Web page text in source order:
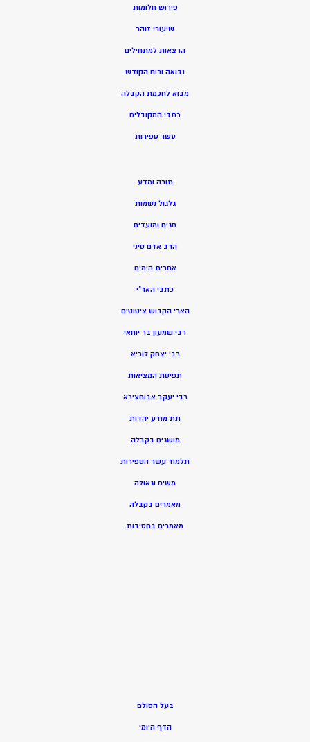
פירוש חלומות
שיעורי זוהר
הרצאות למתחילים
נבואה ורוח הקודש
מבוא לחכמת הקבלה
כתבי המקובלים
עשר ספירות
תורה ומדע
גלגול נשמות
חגים ומועדים
הרב אדם סיני
אחרית הימים
כתבי האר”י
הארי הקדוש ציטוטים
רבי שמעון בר יוחאי
רבי יצחק לוריא
תפיסת המציאות
רבי יעקב אבוחצירא
תת מודע יהדות
מושגים בקבלה
תלמוד עשר הספירות
משיח וגאולה
מאמרים בקבלה
מאמרים בחסידות
בעל הסולם
הדף היומי